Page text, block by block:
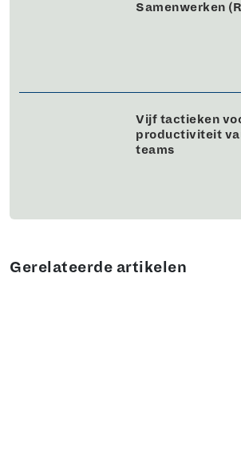
Samenwerken
Vijf tactieken
productiviteit
teams
Gerelateerde artikelen